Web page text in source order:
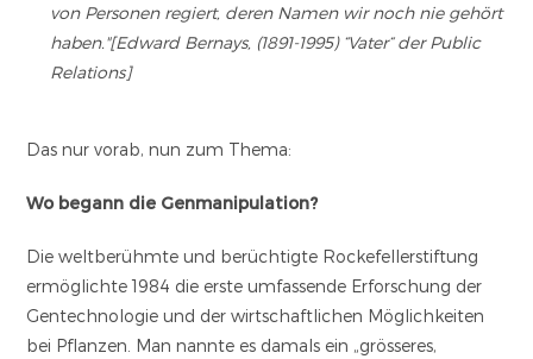
von Personen regiert, deren Namen wir noch nie gehört
haben."[Edward Bernays, (1891-1995) “Vater“ der Public
Relations]
Das nur vorab, nun zum Thema:
Wo begann die Genmanipulation?
Die weltberühmte und berüchtigte Rockefellerstiftung
ermöglichte 1984 die erste umfassende Erforschung der
Gentechnologie und der wirtschaftlichen Möglichkeiten
bei Pflanzen. Man nannte es damals ein „grösseres,